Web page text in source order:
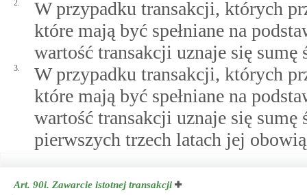
2.
W przypadku transakcji, których
które mają być spełniane na
wartość transakcji uznaje się sumę
3.
W przypadku transakcji, których
które mają być spełniane na
wartość transakcji uznaje się
pierwszych trzech latach jej
Art. 90i. Zawarcie istotnej transakcji